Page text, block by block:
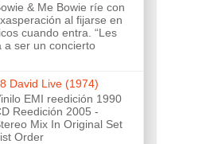
& Me Bowie ríe con
al fijarse en
cuando entra. “Les
a ser un concierto
David Live (1974)
EMI reedición 1990
Reedición 2005 -
Mix In Original Set
Order